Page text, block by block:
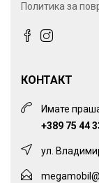
Политика за
КОНТАКТ
Имате
+389 75 44
ул.